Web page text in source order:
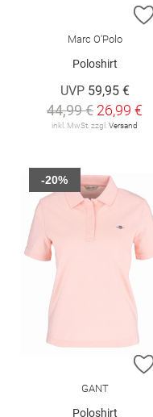
Marc O'Polo
Poloshirt
UVP 59,95 €
44,99 € 26,99 €
inkl. MwSt. zzgl. Versand
GANT
Poloshirt
-20%